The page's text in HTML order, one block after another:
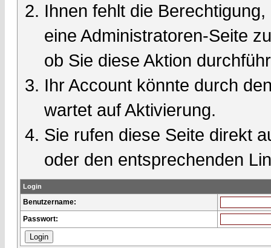
Ihnen fehlt die
eine Administratoren-Seite
ob Sie diese Aktion
Ihr Account könnte durch
wartet auf Aktivierung.
Sie rufen diese Seite direkt
oder den entsprechenden
Login
Benutzername:
Passwort: